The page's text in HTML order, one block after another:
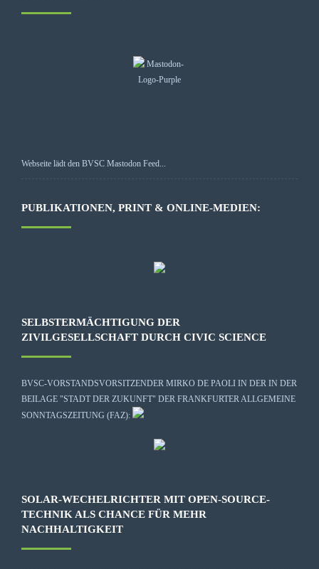
Webseite lädt den BVSC Mastodon Feed...
PUBLIKATIONEN, PRINT & ONLINE-MEDIEN:
SELBSTERMÄCHTIGUNG DER
ZIVILGESELLSCHAFT DURCH CIVIC SCIENCE
BVSC-VORSTANDSVORSITZENDER MIRKO DE PAOLI IN DER IN DER
BEILAGE "STADT DER ZUKUNFT" DER FRANKFURTER ALLGEMEINE
SONNTAGSZEITUNG (FAZ):
SOLAR-WECHELRICHTER MIT OPEN-SOURCE-
TECHNIK ALS CHANCE FÜR MEHR
NACHHALTIGKEIT